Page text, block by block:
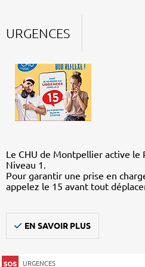
URGENCES
Le CHU de Montpellier active le
Niveau 1.
Pour garantir une prise en
appelez le 15 avant tout
EN SAVOIR PLUS
URGENCES